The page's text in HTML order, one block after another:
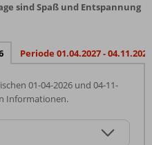
sind Spaß und Entspannung
Periode 01.04.2027 - 04.11.2027
01-04-2026 und 04-11-
Informationen.